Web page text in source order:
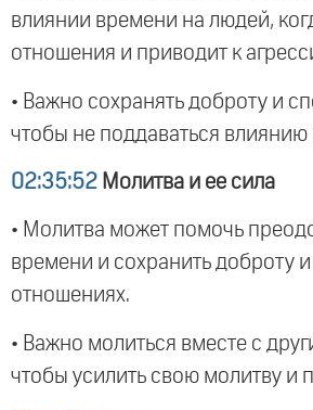
влиянии времени на людей,
отношения и приводит к
• Важно сохранять доброту и
чтобы не поддаваться
02:35:52 Молитва и ее сила
• Молитва может помочь
времени и сохранить доброту
отношениях.
• Важно молиться вместе с
чтобы усилить свою молитву и